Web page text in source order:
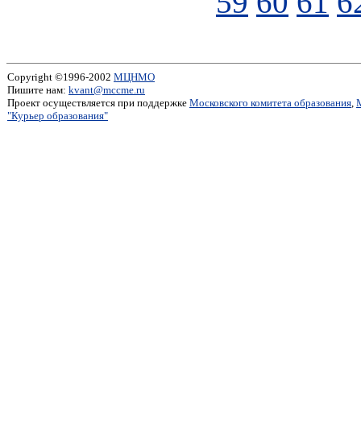
Copyright ©1996-2002 МЦНМО
Пишите нам: kvant@mccme.ru
Проект осуществляется при поддержке Московского комитета образования,
"Курьер образования"